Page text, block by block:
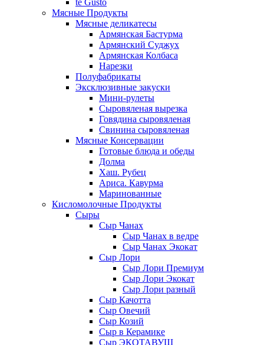
te Gusto
Мясные Продукты
Мясные деликатесы
Армянская Бастурма
Армянский Суджух
Армянская Колбаса
Нарезки
Полуфабрикаты
Эксклюзивные закуски
Мини-рулеты
Сыровяленая вырезка
Говядина сыровяленая
Свинина сыровяленая
Мясные Консервации
Готовые блюда и обеды
Долма
Хаш. Рубец
Ариса. Кавурма
Маринованные
Кисломолочные Продукты
Сыры
Сыр Чанах
Сыр Чанах в ведре
Сыр Чанах Экокат
Сыр Лори
Сыр Лори Премиум
Сыр Лори Экокат
Сыр Лори разный
Сыр Качотта
Сыр Овечий
Сыр Козий
Сыр в Керамике
Сыр ЭКОТАВУШ